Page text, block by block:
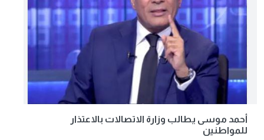
أحمد موسى يطالب وزارة الاتصالات بالاعتذار
للمواطنين